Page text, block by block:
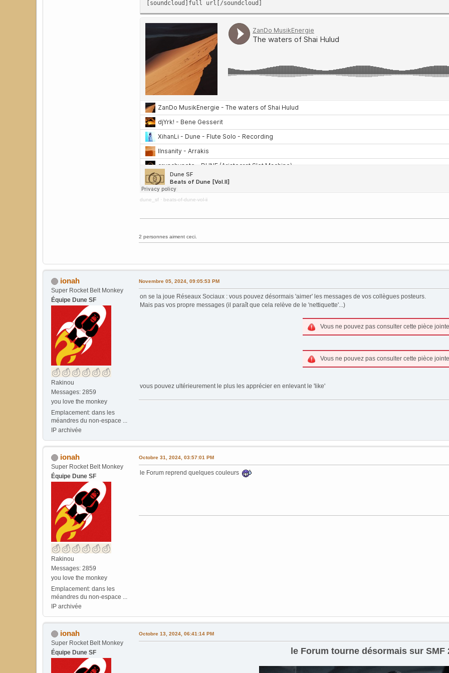
[soundcloud]full url[/soundcloud]
dune_sf · beats-of-dune-vol-ii
2 personnes aiment ceci.
ionah
Super Rocket Belt Monkey
Équipe Dune SF
Rakinou
Messages: 2859
you love the monkey
Emplacement: dans les
méandres du non-espace ...
IP archivée
Novembre 05, 2024, 09:05:53 PM
on se la joue Réseaux Sociaux : vous pouvez désormais 'aimer' les messages de vos collègues posteurs.
Mais pas vos propre messages (il paraît que cela relève de le 'nettiquette'...)
Vous ne pouvez pas consulter cette pièce
Vous ne pouvez pas consulter cette pièce
vous pouvez ultérieurement le plus les apprécier en enlevant le 'like'
ionah
Super Rocket Belt Monkey
Équipe Dune SF
Rakinou
Messages: 2859
you love the monkey
Emplacement: dans les
méandres du non-espace ...
IP archivée
Octobre 31, 2024, 03:57:01 PM
le Forum reprend quelques couleurs
ionah
Super Rocket Belt Monkey
Équipe Dune SF
Octobre 13, 2024, 06:41:14 PM
le Forum tourne désormais sur SMF